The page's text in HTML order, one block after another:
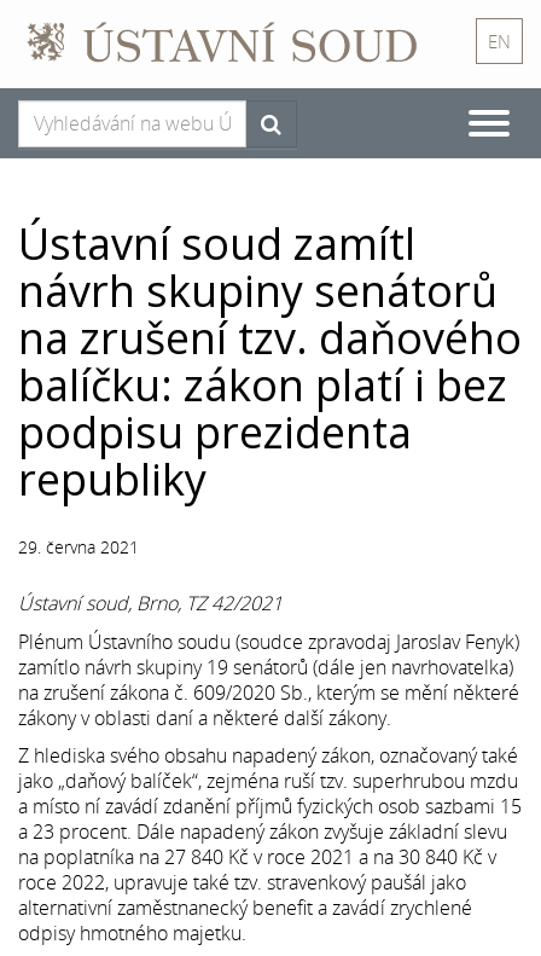
EN
Toggle
Ústavní soud zamítl
návrh skupiny senátorů
na zrušení tzv. daňového
balíčku: zákon platí i bez
podpisu prezidenta
republiky
29. června 2021
Ústavní soud, Brno, TZ 42/2021
Plénum Ústavního soudu (soudce zpravodaj Jaroslav Fenyk)
zamítlo návrh skupiny 19 senátorů (dále jen navrhovatelka)
na zrušení zákona č. 609/2020 Sb., kterým se mění některé
zákony v oblasti daní a některé další zákony.
Z hlediska svého obsahu napadený zákon, označovaný také
jako „daňový balíček“, zejména ruší tzv. superhrubou mzdu
a místo ní zavádí zdanění příjmů fyzických osob sazbami 15
a 23 procent. Dále napadený zákon zvyšuje základní slevu
na poplatníka na 27 840 Kč v roce 2021 a na 30 840 Kč v
roce 2022, upravuje také tzv. stravenkový paušál jako
alternativní zaměstnanecký benefit a zavádí zrychlené
odpisy hmotného majetku.